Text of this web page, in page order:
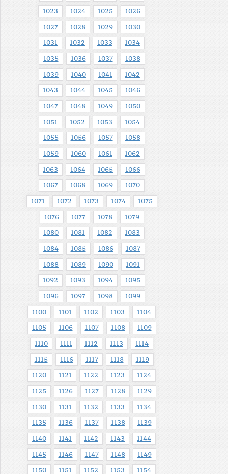
1023 1024 1025 1026
1027 1028 1029 1030
1031 1032 1033 1034
1035 1036 1037 1038
1039 1040 1041 1042
1043 1044 1045 1046
1047 1048 1049 1050
1051 1052 1053 1054
1055 1056 1057 1058
1059 1060 1061 1062
1063 1064 1065 1066
1067 1068 1069 1070
1071 1072 1073 1074 1075
1076 1077 1078 1079
1080 1081 1082 1083
1084 1085 1086 1087
1088 1089 1090 1091
1092 1093 1094 1095
1096 1097 1098 1099
1100 1101 1102 1103 1104
1105 1106 1107 1108 1109
1110 1111 1112 1113 1114
1115 1116 1117 1118 1119
1120 1121 1122 1123 1124
1125 1126 1127 1128 1129
1130 1131 1132 1133 1134
1135 1136 1137 1138 1139
1140 1141 1142 1143 1144
1145 1146 1147 1148 1149
1150 1151 1152 1153 1154